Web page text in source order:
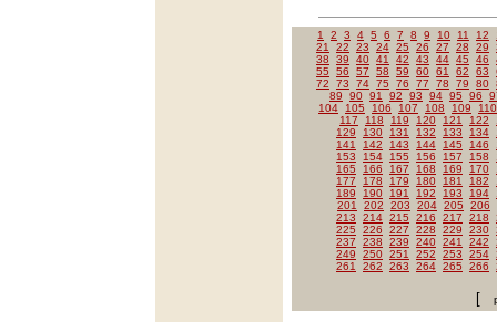
1 2 3 4 5 6 7 8 9 10 11 12
21
22 23 24 25 26 27 28 29
38
39 40 41 42 43 44 45 46
55
56 57 58 59 60 61 62 63
72
73 74 75 76 77 78 79 80
89
90 91 92 93 94 95 96
104
105 106 107 108 109
110
117
118 119 120 121 122
129
130 131 132 133 134
141
142 143 144 145 146
153
154 155 156 157 158
165
166 167 168 169 170
177
178 179 180 181 182
189
190 191 192 193 194
201
202 203 204 205
206
213
214 215 216 217 218
225
226 227 228 229 230
237
238 239 240 241 242
249
250 251 252 253 254
261
262 263 264 265 266
[